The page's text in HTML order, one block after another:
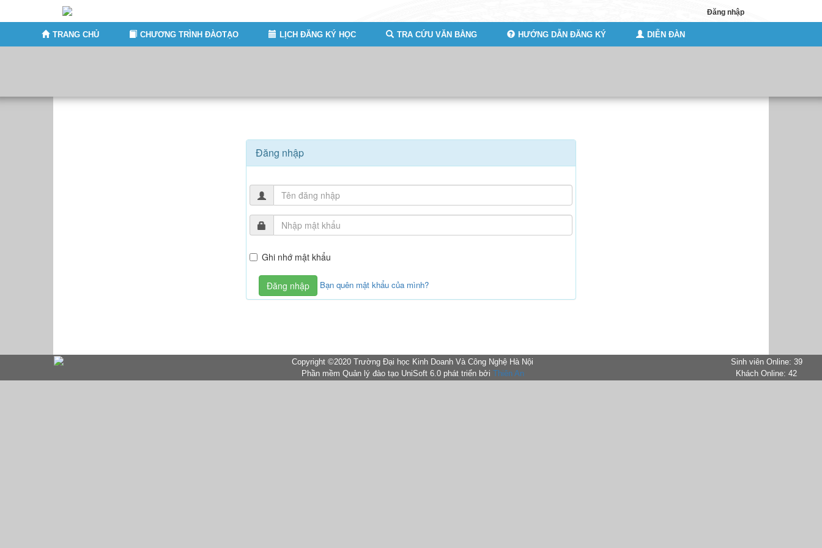
Đăng nhập
TRANG CHỦ CHƯƠNG TRÌNH ĐÀOTẠO LỊCH ĐĂNG KÝ HỌC TRA CỨU VĂN BẰNG HƯỚNG DẪN ĐĂNG KÝ DIỄN ĐÀN
Đăng nhập
Ghi nhớ mật khẩu
Bạn quên mật khẩu của mình?
Copyright ©2020 Trường Đại học Kinh Doanh Và Công Nghệ Hà Nội
Phần mềm Quản lý đào tạo UniSoft 6.0 phát triển bởi Thiên An
Sinh viên Online: 39
Khách Online: 42